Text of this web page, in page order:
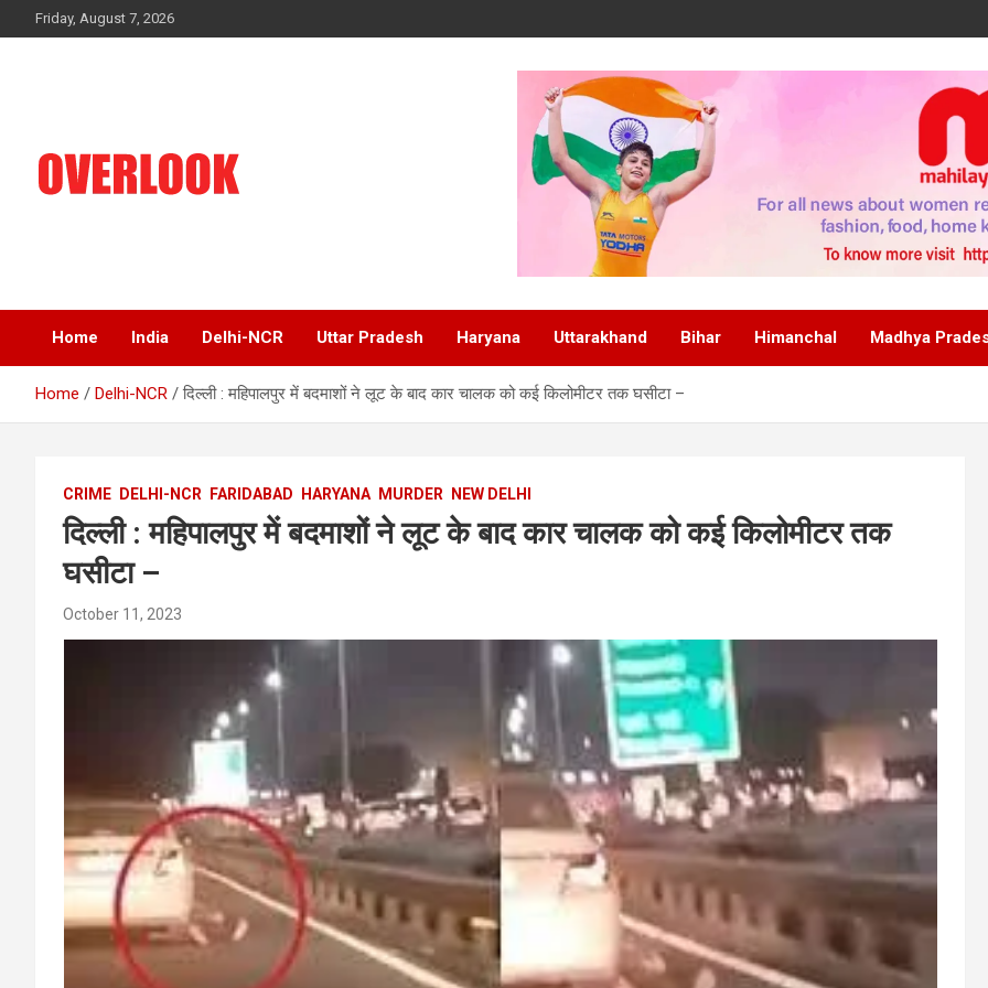
to
Friday, August 7, 2026
Home India Delhi-NCR Uttar Pradesh Haryana Uttarakhand Bihar Himanchal Madhya
Home Delhi-NCR दिल्ली : महिपालपुर में बदमाशों ने लूट के बाद कार चालक को कई किलोमीटर तक घसीटा –
CRIME DELHI-NCR FARIDABAD HARYANA MURDER NEW DELHI
दिल्ली : महिपालपुर में बदमाशों ने लूट के बाद कार चालक को कई किलोमीटर तक
घसीटा –
October 11, 2023